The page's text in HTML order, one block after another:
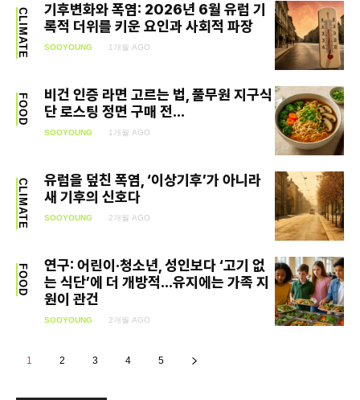
Article
Tech
CLIMATE
기후변화와 폭염: 2026년 6월 유럽 기
록적 더위를 키운 요인과 사회적 파장
SOOYOUNG 1개월 AGO
FOOD
비건 인증 라면 고르는 법, 풀무원 지구식
단 로스팅 정면 구매 전...
SOOYOUNG 1개월 AGO
CLIMATE
유럽을 덮친 폭염, ‘이상기후’가 아니라
새 기후의 신호다
SOOYOUNG 2개월 AGO
FOOD
연구: 어린이·청소년, 성인보다 ‘고기 없
는 식단’에 더 개방적…유지에는 가족 지
원이 관건
SOOYOUNG 2개월 AGO
1 2 3 4 5